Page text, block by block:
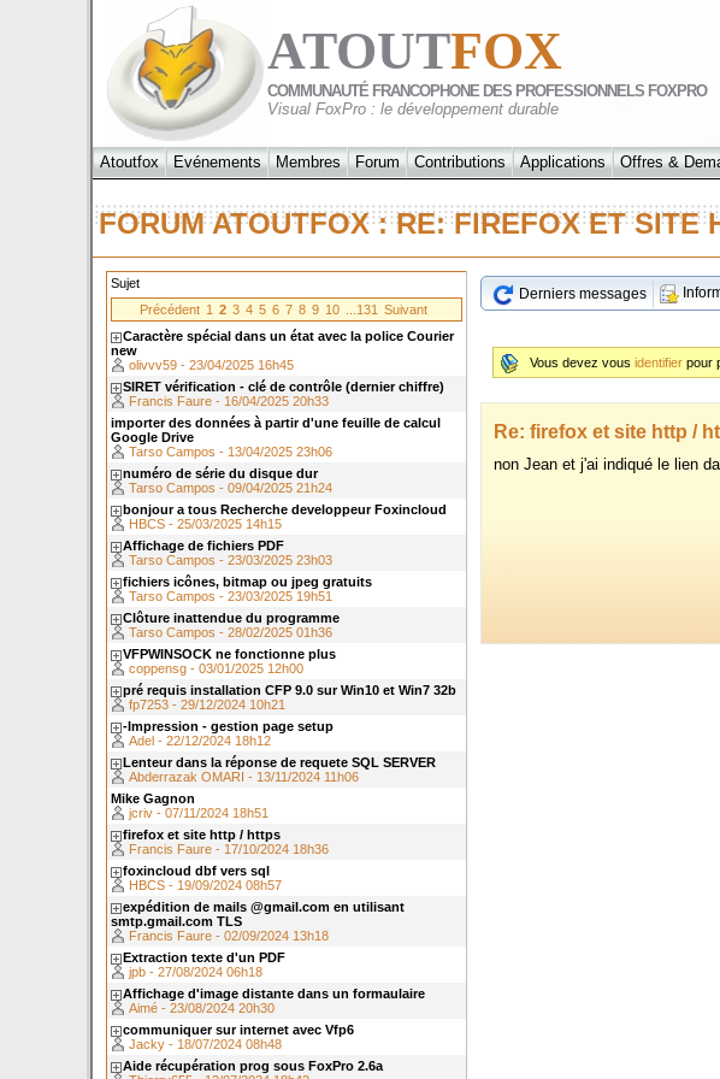
ATOUTFOX
COMMUNAUTÉ FRANCOPHONE DES PROFESSIONNELS FOXPRO
Visual FoxPro : le développement durable
Atoutfox Evénements Membres Forum Contributions Applications Offres &
FORUM ATOUTFOX : RE: FIREFOX ET
Sujet
Précédent 1 2 3 4 5 6 7 8 9 10 ...131 Suivant
Caractère spécial dans un état avec la police Courier
new
olivvv59 - 23/04/2025 16h45
SIRET vérification - clé de contrôle (dernier chiffre)
Francis Faure - 16/04/2025 20h33
importer des données à partir d'une feuille de calcul
Google Drive
Tarso Campos - 13/04/2025 23h06
numéro de série du disque dur
Tarso Campos - 09/04/2025 21h24
bonjour a tous Recherche developpeur Foxincloud
HBCS - 25/03/2025 14h15
Affichage de fichiers PDF
Tarso Campos - 23/03/2025 23h03
fichiers icônes, bitmap ou jpeg gratuits
Tarso Campos - 23/03/2025 19h51
Clôture inattendue du programme
Tarso Campos - 28/02/2025 01h36
VFPWINSOCK ne fonctionne plus
coppensg - 03/01/2025 12h00
pré requis installation CFP 9.0 sur Win10 et Win7 32b
fp7253 - 29/12/2024 10h21
-Impression - gestion page setup
Adel - 22/12/2024 18h12
Lenteur dans la réponse de requete SQL SERVER
Abderrazak OMARI - 13/11/2024 11h06
Mike Gagnon
jcriv - 07/11/2024 18h51
firefox et site http / https
Francis Faure - 17/10/2024 18h36
foxincloud dbf vers sql
HBCS - 19/09/2024 08h57
expédition de mails @gmail.com en utilisant
smtp.gmail.com TLS
Francis Faure - 02/09/2024 13h18
Extraction texte d'un PDF
jpb - 27/08/2024 06h18
Affichage d'image distante dans un formaulaire
Aimé - 23/08/2024 20h30
communiquer sur internet avec Vfp6
Jacky - 18/07/2024 08h48
Aide récupération prog sous FoxPro 2.6a
Derniers messages
Vous devez vous identifier pour
Re: firefox et site http /
non Jean et j'ai indiqué le lien